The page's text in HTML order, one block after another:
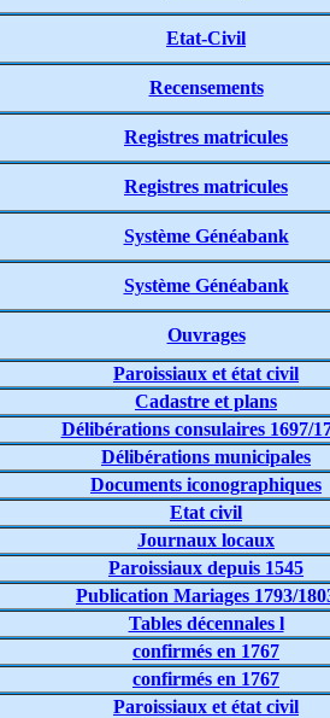
Etat-Civil
Recensements
Registres matricules
Registres matricules
Système Généabank
Système Généabank
Ouvrages
Paroissiaux et état civil
Cadastre et plans
Délibérations consulaires 1697/
Délibérations municipales
Documents iconographiques
Etat civil
Journaux locaux
Paroissiaux depuis 1545
Publication Mariages 1793/
Tables décennales l
confirmés en 1767
confirmés en 1767
Paroissiaux et état civil